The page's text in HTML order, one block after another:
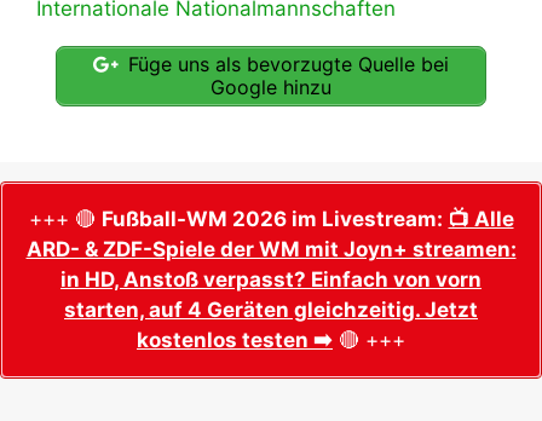
Internationale Nationalmannschaften
Füge uns als bevorzugte Quelle bei
Google hinzu
+++ 🔴 Fußball-WM 2026 im Livestream: 📺 Alle
ARD- & ZDF-Spiele der WM mit Joyn+ streamen:
in HD, Anstoß verpasst? Einfach von vorn
starten, auf 4 Geräten gleichzeitig. Jetzt
kostenlos testen ➡️ 🔴 +++